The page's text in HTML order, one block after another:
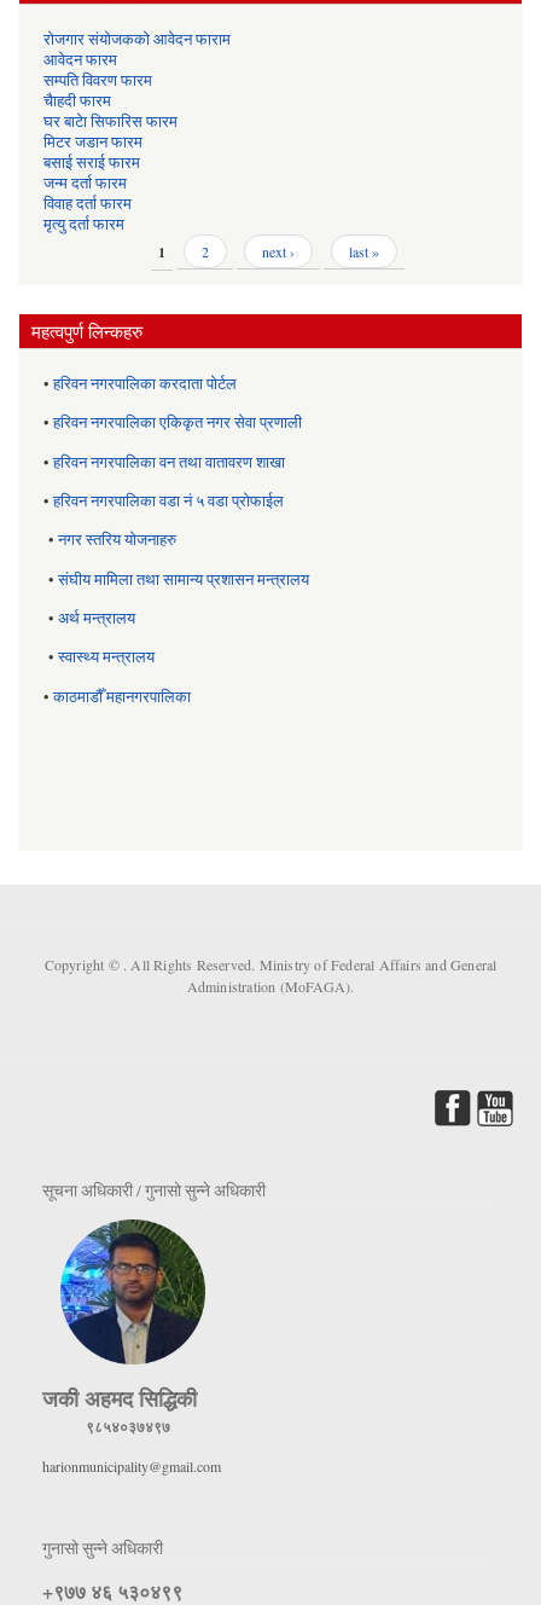
रोजगार संयोजकको आवेदन फाराम
आवेदन फारम
सम्पति विवरण फारम
चैाहदी फारम
घर बाटेा सिफारिस फारम
मिटर जडान फारम
बसाई सराई फारम
जन्म दर्ता फारम
विवाह दर्ता फारम
मृत्यु दर्ता फारम
1 2 next › last »
महत्वपुर्ण लिन्कहरु
•हरिवन नगरपालिका करदाता पोर्टल
•हरिवन नगरपालिका एकिकृत नगर सेवा प्रणाली
•हरिवन नगरपालिका वन तथा वातावरण शाखा
•हरिवन नगरपालिका वडा नं ५ वडा प्रोफाईल
•नगर स्तरिय याेजनाहरु
•संघीय मामिला तथा सामान्य प्रशासन मन्त्रालय
• अर्थ मन्त्रालय
•स्वास्थ्य मन्त्रालय
•काठमाडौँ महानगरपालिका
Copyright © . All Rights Reserved. Ministry of Federal Affairs and General
Administration (MoFAGA).
सूचना अधिकारी / गुनासो सुन्ने अधिकारी
जकी अहमद सिद्धिकी
९८५४०३७४९७
harionmunicipality@gmail.com
गुनासो सुन्ने अधिकारी
+९७७ ४६ ५३०४९९